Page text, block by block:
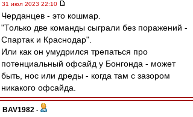
31 июл 2023 22:10
Черданцев - это кошмар.
"Только две команды сыграли без поражений -
Спартак и Краснодар".
Или как он умудрился трепаться про
потенциальный офсайд у Бонгонда - может
быть, нос или дреды - когда там с зазором
никакого офсайда.
BAV1982 -